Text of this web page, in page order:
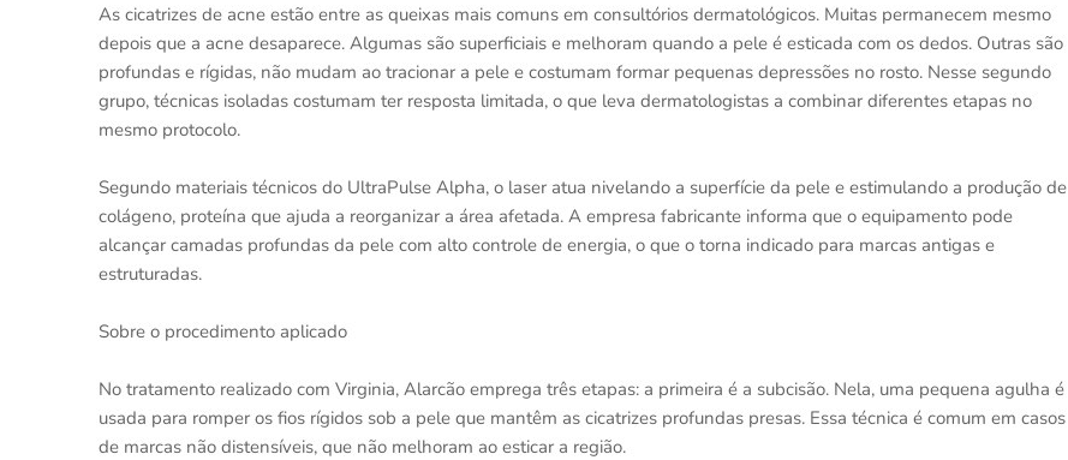
As cicatrizes de acne estão entre as queixas mais comuns em consultórios dermatológicos. Muitas permanecem mesmo
depois que a acne desaparece. Algumas são superficiais e melhoram quando a pele é esticada com os dedos. Outras são
profundas e rígidas, não mudam ao tracionar a pele e costumam formar pequenas depressões no rosto. Nesse segundo
grupo, técnicas isoladas costumam ter resposta limitada, o que leva dermatologistas a combinar diferentes etapas no
mesmo protocolo.
Segundo materiais técnicos do UltraPulse Alpha, o laser atua nivelando a superfície da pele e estimulando a produção de
colágeno, proteína que ajuda a reorganizar a área afetada. A empresa fabricante informa que o equipamento pode
alcançar camadas profundas da pele com alto controle de energia, o que o torna indicado para marcas antigas e
estruturadas.
Sobre o procedimento aplicado
No tratamento realizado com Virginia, Alarcão emprega três etapas: a primeira é a subcisão. Nela, uma pequena agulha é
usada para romper os fios rígidos sob a pele que mantêm as cicatrizes profundas presas. Essa técnica é comum em casos
de marcas não distensíveis, que não melhoram ao esticar a região.